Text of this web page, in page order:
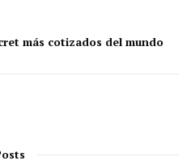
más cotizados del mundo